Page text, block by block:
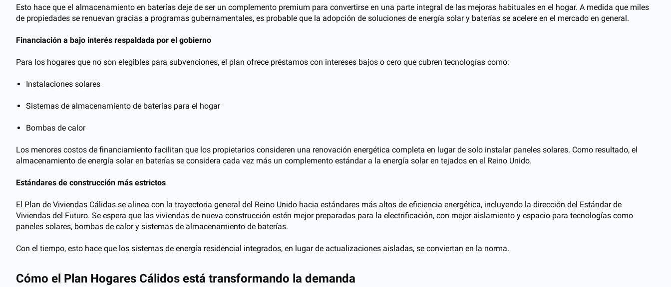
Esto hace que el almacenamiento en baterías deje de ser un complemento premium para convertirse en una parte integral de las mejoras habituales en el hogar. A medida que miles
de propiedades se renuevan gracias a programas gubernamentales, es probable que la adopción de soluciones de energía solar y baterías se acelere en el mercado en general.
Financiación a bajo interés respaldada por el gobierno
Para los hogares que no son elegibles para subvenciones, el plan ofrece préstamos con intereses bajos o cero que cubren tecnologías como:
Instalaciones solares
Sistemas de almacenamiento de baterías para el hogar
Bombas de calor
Los menores costos de financiamiento facilitan que los propietarios consideren una renovación energética completa en lugar de solo instalar paneles solares. Como resultado, el
almacenamiento de energía solar en baterías se considera cada vez más un complemento estándar a la energía solar en tejados en el Reino Unido.
Estándares de construcción más estrictos
El Plan de Viviendas Cálidas se alinea con la trayectoria general del Reino Unido hacia estándares más altos de eficiencia energética, incluyendo la dirección del Estándar de
Viviendas del Futuro. Se espera que las viviendas de nueva construcción estén mejor preparadas para la electrificación, con mejor aislamiento y espacio para tecnologías como
paneles solares, bombas de calor y sistemas de almacenamiento de baterías.
Con el tiempo, esto hace que los sistemas de energía residencial integrados, en lugar de actualizaciones aisladas, se conviertan en la norma.
Cómo el Plan Hogares Cálidos está transformando la demanda